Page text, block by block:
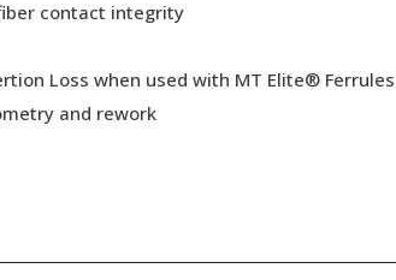
contact integrity
Loss when used with MT Elite® Ferrules
and rework